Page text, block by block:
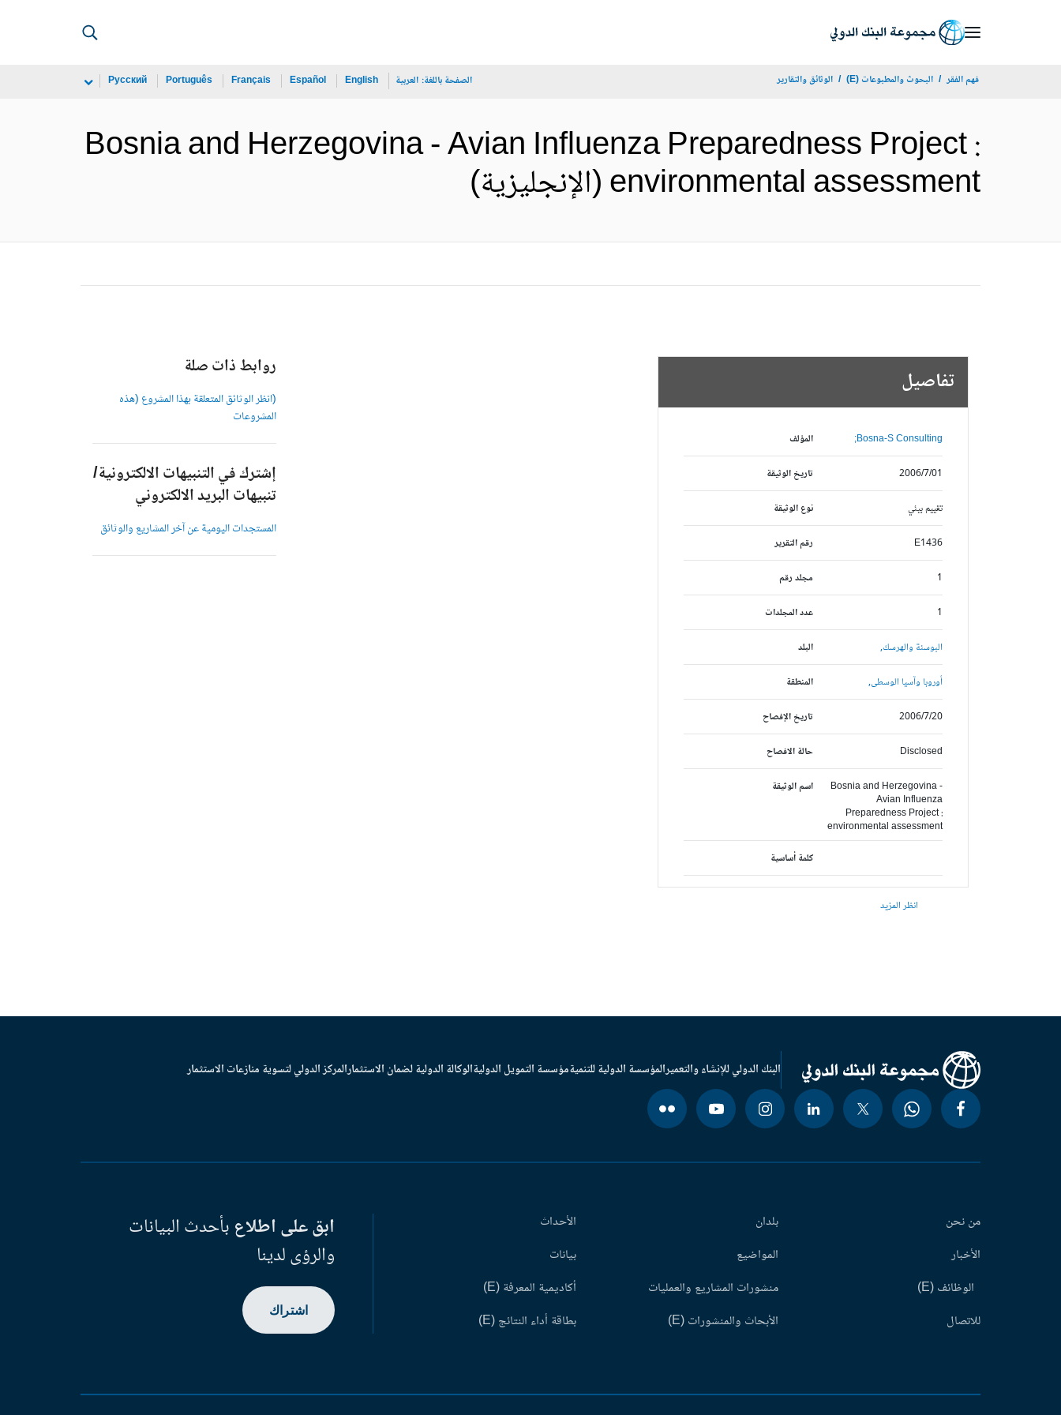
فهم الفقر البحوث والمطبوعات (E) الوثائق والتقارير الصفحة باللغة: العربية English
Español
Français
Português
Русский
Bosnia and Herzegovina - Avian Influenza Preparedness Project :
environmental assessment (الإنجليزية)
تفاصيل
المؤلف Bosna-S Consulting;
تاريخ الوثيقة 2006/7/01
نوع الوثيقة تقييم بيئي
رقم التقرير E1436
مجلد رقم 1
عدد المجلدات 1
البلد البوسنة والهرسك,
المنطقة أوروبا وآسيا الوسطى,
تاريخ الإفصاح 2006/7/20
حالة الافصاح Disclosed
اسم الوثيقة
Bosnia and Herzegovina -
Avian Influenza
Preparedness Project :
environmental assessment
كلمة أساسية
انظر المزيد
روابط ذات صلة
(انظر الوثائق المتعلقة بهذا المشروع (هذه
المشروعات
إشترك في التنبيهات الالكترونية/
تنبيهات البريد الالكتروني
المستجدات اليومية عن آخر المشاريع والوثائق
البنك الدولي للإنشاء والتعميرالمؤسسة الدولية للتنميةمؤسسة التمويل الدوليةالوكالة الدولية لضمان الاستثمارالمركز الدولي لتسوية منازعات الاستثمار
من نحن
الأخبار
الوظائف (E)
للاتصال
بلدان
المواضيع
منشورات المشاريع والعمليات
الأبحاث والمنشورات (E)
الأحداث
بيانات
أكاديمية المعرفة (E)
بطاقة أداء النتائج (E)
ابق على اطلاعبأحدث البيانات
والرؤى لدينا
اشتراك